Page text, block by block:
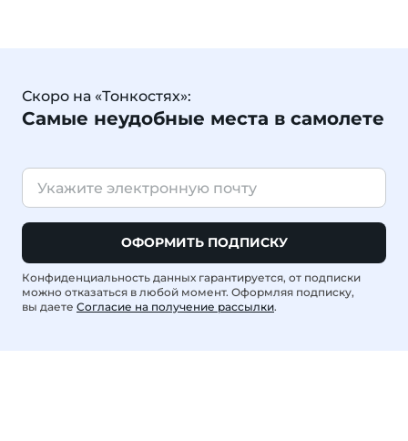
Скоро на «Тонкостях»:
Самые неудобные места в самолете
ОФОРМИТЬ ПОДПИСКУ
Конфиденциальность данных гарантируется, от подписки
можно отказаться в любой момент. Оформляя подписку,
вы даете Согласие на получение рассылки.